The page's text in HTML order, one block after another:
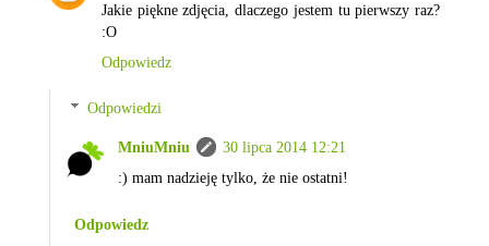
Jakie piękne zdjęcia, dlaczego jestem tu pierwszy raz?
:O
Odpowiedz
Odpowiedzi
MniuMniu
30 lipca 2014 12:21
:) mam nadzieję tylko, że nie ostatni!
Odpowiedz